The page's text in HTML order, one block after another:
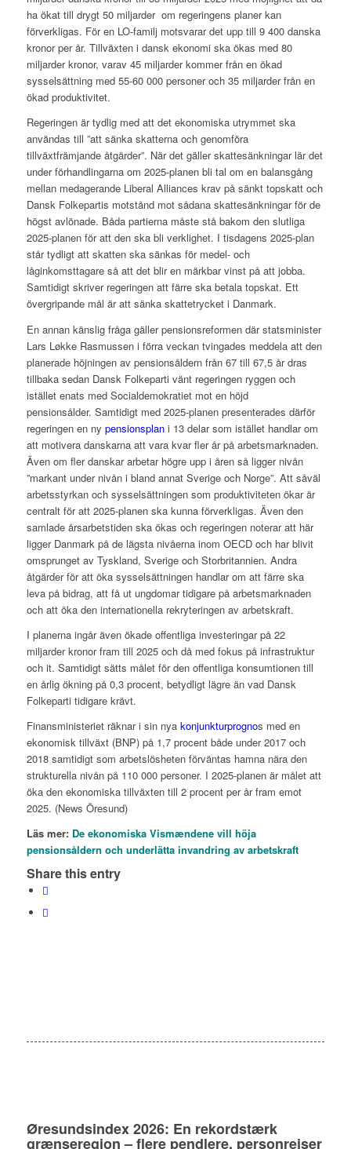
ha ökat till drygt 50 miljarder om regeringens planer kan
förverkligas. För en LO-familj motsvarar det upp till 9 400 danska
kronor per år. Tillväxten i dansk ekonomi ska ökas med 80
miljarder kronor, varav 45 miljarder kommer från en ökad
sysselsättning med 55-60 000 personer och 35 miljarder från en
ökad produktivitet.
Regeringen är tydlig med att det ekonomiska utrymmet ska
användas till ”att sänka skatterna och genomföra
tillväxtfrämjande åtgärder”. När det gäller skattesänkningar lär det
under förhandlingarna om 2025-planen bli tal om en balansgång
mellan medagerande Liberal Alliances krav på sänkt topskatt och
Dansk Folkepartis motstånd mot sådana skattesänkningar för de
högst avlönade. Båda partierna måste stå bakom den slutliga
2025-planen för att den ska bli verklighet. I tisdagens 2025-plan
står tydligt att skatten ska sänkas för medel- och
låginkomsttagare så att det blir en märkbar vinst på att jobba.
Samtidigt skriver regeringen att färre ska betala topskat. Ett
övergripande mål är att sänka skattetrycket i Danmark.
En annan känslig fråga gäller pensionsreformen där statsminister
Lars Løkke Rasmussen i förra veckan tvingades meddela att den
planerade höjningen av pensionsåldern från 67 till 67,5 år dras
tillbaka sedan Dansk Folkeparti vänt regeringen ryggen och
istället enats med Socialdemokratiet mot en höjd
pensionsålder. Samtidigt med 2025-planen presenterades därför
regeringen en ny pensionsplani 13 delar som istället handlar om
att motivera danskarna att vara kvar fler år på arbetsmarknaden.
Även om fler danskar arbetar högre upp i åren så ligger nivån
”markant under nivån i bland annat Sverige och Norge”. Att såväl
arbetsstyrkan och sysselsättningen som produktiviteten ökar är
centralt för att 2025-planen ska kunna förverkligas. Även den
samlade årsarbetstiden ska ökas och regeringen noterar att här
ligger Danmark på de lägsta nivåerna inom OECD och har blivit
omsprunget av Tyskland, Sverige och Storbritannien. Andra
åtgärder för att öka sysselsättningen handlar om att färre ska
leva på bidrag, att få ut ungdomar tidigare på arbetsmarknaden
och att öka den internationella rekryteringen av arbetskraft.
I planerna ingår även ökade offentliga investeringar på 22
miljarder kronor fram till 2025 och då med fokus på infrastruktur
och it. Samtidigt sätts målet för den offentliga konsumtionen till
en årlig ökning på 0,3 procent, betydligt lägre än vad Dansk
Folkeparti tidigare krävt.
Finansministeriet räknar i sin nya konjunkturprognos med en
ekonomisk tillväxt (BNP) på 1,7 procent både under 2017 och
2018 samtidigt som arbetslösheten förväntas hamna nära den
strukturella nivån på 110 000 personer. I 2025-planen är målet att
öka den ekonomiska tillväxten till 2 procent per år fram emot
2025. (News Öresund)
Läs mer: De ekonomiska Vismændene vill höja
pensionsåldern och underlätta invandring av arbetskraft
Share this entry
Øresundsindex 2026: En rekordstærk
grænseregion – flere pendlere, personrejser